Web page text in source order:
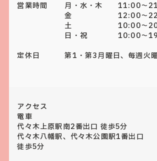
営業時間
月・水・木 11:00～
金 12:00～
土 10:00～
日・祝 10:00～
定休日
第1・第3月曜日、毎週火
アクセス
電車
代々木上原駅南2番出口 徒歩5分
代々木八幡駅、代々木公園駅1番出口
徒歩5分